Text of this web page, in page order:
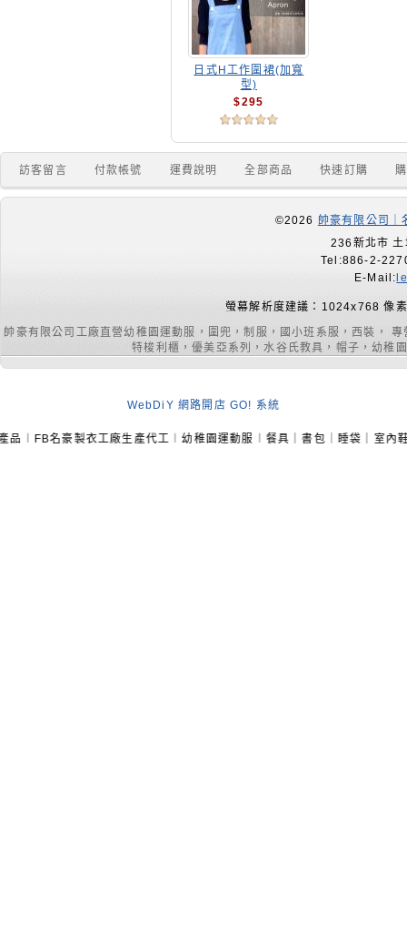
日式H工作圍裙(加寬
型)
$295
訪客留言 付款帳號 運費說明 全部商品 快速訂購
©2026 帥豪有限公司
236新北市
Tel:886-2-
E-Mail:
螢幕解析度建議：1024x768 像
帥豪有限公司工廠直營幼稚園運動服，圍兜，制服，國小班系服，西裝，
特梭利櫃，優美亞系列，水谷氏教具，帽子，幼
WebDiY 網路開店 GO! 系統
製衣工廠生產代工︱幼稚園運動服︱餐具｜書包｜睡袋｜室內鞋｜課桌